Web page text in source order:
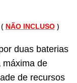
NÃO INCLUSO )
duas baterias
máxima de
de recursos